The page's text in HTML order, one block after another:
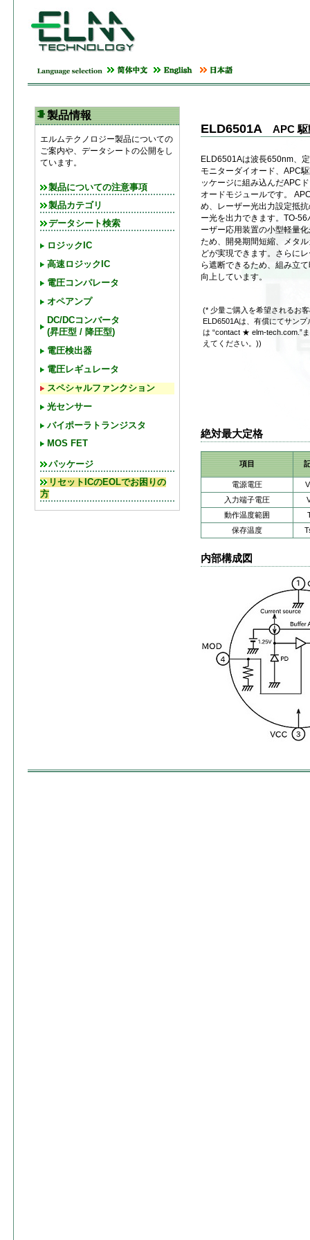
製品情報
エルムテクノロジー製品についての
ご案内や、データシートの公開をし
ています。
製品についての注意事項
製品カテゴリ
データシート検索
ロジックIC
高速ロジックIC
電圧コンパレータ
オペアンプ
DC/DCコンバータ
(昇圧型 / 降圧型)
電圧検出器
電圧レギュレータ
スペシャルファンクション
光センサー
バイポーラトランジスタ
MOS FET
パッケージ
リセットICのEOLでお困りの
方
ELD6501A APC 駆
ELD6501Aは波長650nm、
モニターダイオード、APC
ッケージに組み込んだAPC
オードモジュールです。
め、レーザー光出力設定抵
ー光を出力できます。TO-
ーザー応用装置の小型軽量
ため、開発期間短縮、メタ
どが実現できます。さらに
ら遮断できるため、組み立
向上しています。
(* 少量ご購入を希望されるお
ELD6501Aは、有償にてサン
は “contact ★ elm-tech.com.”
えてください。))
絶対最大定格
項目
電源電圧
入力端子電圧
動作温度範囲
保存温度
内部構成図